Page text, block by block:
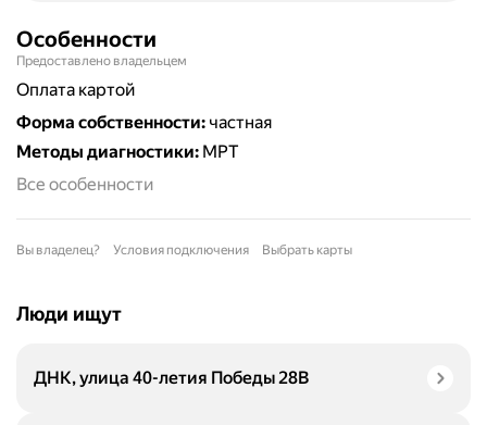
Особенности
Предоставлено владельцем
Оплата картой
Форма собственности: частная
Методы диагностики: МРТ
Все особенности
Вы владелец? Условия подключения Выбрать карты
Люди ищут
ДНК, улица 40-летия Победы 28В